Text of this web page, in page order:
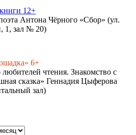
12+
Антона Чёрного «Сбор» (ул.
1, зал № 20)
6+
чтения. Знакомство с
сказка» Геннадия Цыферова
зал)